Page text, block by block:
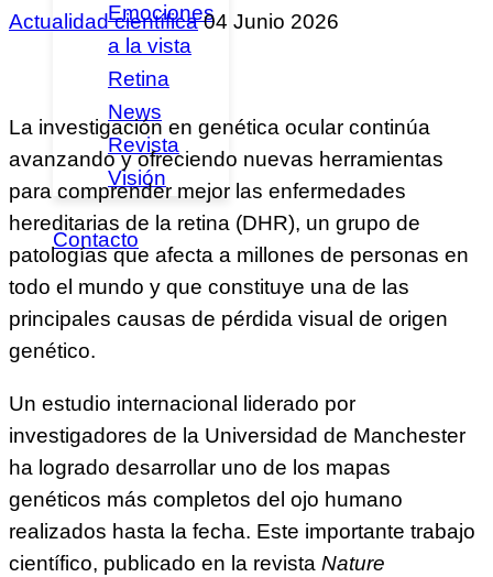
Emociones
a la vista
Retina
News
Revista
Visión
Contacto
Actualidad científica 04 Junio 2026
La investigación en genética ocular continúa
avanzando y ofreciendo nuevas herramientas
para comprender mejor las enfermedades
hereditarias de la retina (DHR), un grupo de
patologías que afecta a millones de personas en
todo el mundo y que constituye una de las
principales causas de pérdida visual de origen
genético.
Un estudio internacional liderado por
investigadores de la Universidad de Manchester
ha logrado desarrollar uno de los mapas
genéticos más completos del ojo humano
realizados hasta la fecha. Este importante trabajo
científico, publicado en la revista Nature